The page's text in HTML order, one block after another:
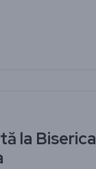
la Biserica